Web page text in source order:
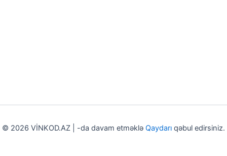
© 2026 VİNKOD.AZ | -da davam etməklə Qaydarı qəbul edirsiniz.